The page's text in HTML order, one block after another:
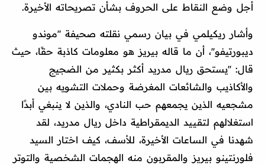
أجل وضع النقاط على الحروف بشأن تصريحاته الأخيرة.
وأشار ريكيلمي في بيان رسمي نقلته صحيفة ''موندو
ديبورتيفو''، أن ما قاله بيريز هو معلومات كاذبة حقًا، حيث
قال: ''يستحق ريال مدريد أكثر بكثير من الضجيج
والأكاذيب والشائعات المغرضة وحملات التشويه بين
مشجعيه الذين يجمعهم حب النادي، والذين لا ينبغي أبدًا
استغلالهم لتقييد الديمقراطية داخل ريال مدريد، لقد
شهدنا في الساعات الأخيرة، للأسف، كيف اختار السيد
فلورنتينو بيريز والمقربون منه الهجمات الشخصية والتوتر